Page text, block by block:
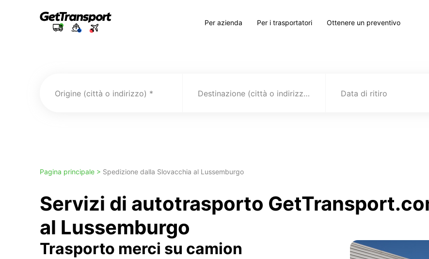
Per azienda Per i trasportatori Ottenere un preventivo
Origine (città o indirizzo) Destinazione (città o indirizzo) Data di ritiro
Pagina principale > Spedizione dalla Slovacchia al Lussemburgo
Servizi di autotrasporto
al Lussemburgo
Trasporto merci su camion